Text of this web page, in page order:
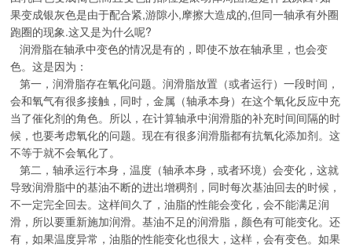
果变成银灰色是由于配合紧,游隙小,摩擦大造成的,但同一轴承有外圈
跑圈的现象.这又是为什么呢?
润滑脂在轴承中变色的情况是有的，即使不放在轴承里，也会变
色。这是因为：
第一，润滑脂存在氧化问题。润滑脂放置（或者运行）一段时间，
会和氧气有很多接触，同时，金属（轴承本身）在这个氧化反应中充
当了催化剂的角色。所以，在计算轴承中润滑脂的补充时间间隔的时
候，也要考虑氧化的问题。现在有很多润滑脂都有抗氧化添加剂。这
不等于就不会氧化了。
第二，轴承运行本身，温度（轴承本身，或者环境）会变化，这就
导致润滑脂中的基油不断的进出增稠剂，同时每次基油回去的时候，
不一定完全回去。这样间久了，油脂的性能会变化，会不能满足润
滑，所以要重新施加润滑。基油不足的润滑脂，颜色有可能变化。还
有，如果温度异常，油脂的性能变化也很大，这样，会有变色。如果